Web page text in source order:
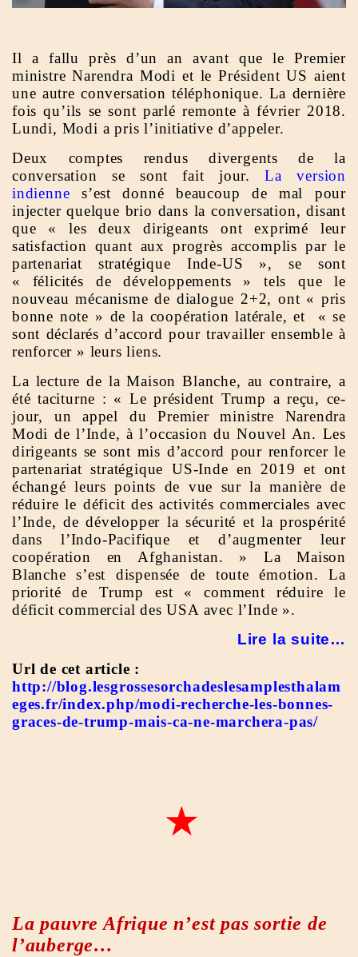
Il a fallu près d’un an avant que le Premier
ministre Narendra Modi et le Président US aient
une autre conversation téléphonique. La dernière
fois qu’ils se sont parlé remonte à février 2018.
Lundi, Modi a pris l’initiative d’appeler.
Deux comptes rendus divergents de la
conversation se sont fait jour.La version
indienne s’est donné beaucoup de mal pour
injecter quelque brio dans la conversation, disant
que « les deux dirigeants ont exprimé leur
satisfaction quant aux progrès accomplis par le
partenariat stratégique Inde-US », se sont
« félicités de développements » tels que le
nouveau mécanisme de dialogue 2+2, ont « pris
bonne note » de la coopération latérale, et « se
sont déclarés d’accord pour travailler ensemble à
renforcer » leurs liens.
La lecture de la Maison Blanche, au contraire, a
été taciturne : « Le président Trump a reçu, ce-
jour, un appel du Premier ministre Narendra
Modi de l’Inde, à l’occasion du Nouvel An. Les
dirigeants se sont mis d’accord pour renforcer le
partenariat stratégique US-Inde en 2019 et ont
échangé leurs points de vue sur la manière de
réduire le déficit des activités commerciales avec
l’Inde, de développer la sécurité et la prospérité
dans l’Indo-Pacifique et d’augmenter leur
coopération en Afghanistan. » La Maison
Blanche s’est dispensée de toute émotion. La
priorité de Trump est « comment réduire le
déficit commercial des USA avec l’Inde ».
Lire la suite…
Url de cet article :
http://blog.lesgrossesorchadeslesamplesthalam
eges.fr/index.php/modi-recherche-les-bonnes-
graces-de-trump-mais-ca-ne-marchera-pas/
La pauvre Afrique n’est pas sortie de
l’auberge…